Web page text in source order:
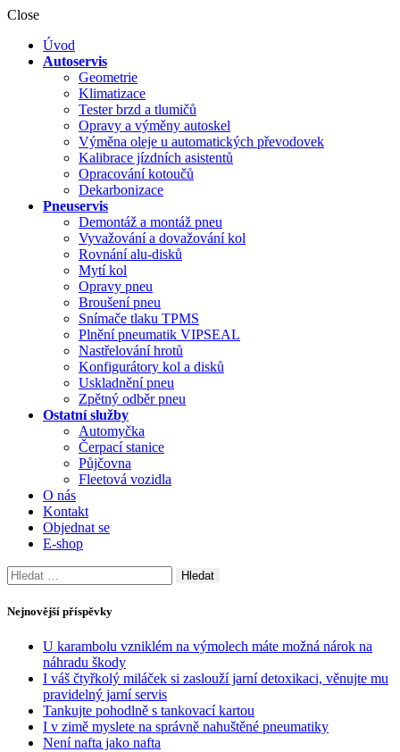
Close
Úvod
Autoservis
Geometrie
Klimatizace
Tester brzd a tlumičů
Opravy a výměny autoskel
Výměna oleje u automatických převodovek
Kalibrace jízdních asistentů
Opracování kotoučů
Dekarbonizace
Pneuservis
Demontáž a montáž pneu
Vyvažování a dovažování kol
Rovnání alu-disků
Mytí kol
Opravy pneu
Broušení pneu
Snímače tlaku TPMS
Plnění pneumatik VIPSEAL
Nastřelování hrotů
Konfigurátory kol a disků
Uskladnění pneu
Zpětný odběr pneu
Ostatní služby
Automyčka
Čerpací stanice
Půjčovna
Fleetová vozidla
O nás
Kontakt
Objednat se
E-shop
Vyhledávání
Nejnovější příspěvky
U karambolu vzniklém na výmolech máte možná nárok na
náhradu škody
I váš čtyřkolý miláček si zaslouží jarní detoxikaci, věnujte mu
pravidelný jarní servis
Tankujte pohodlně s tankovací kartou
I v zimě myslete na správně nahuštěné pneumatiky
Není nafta jako nafta